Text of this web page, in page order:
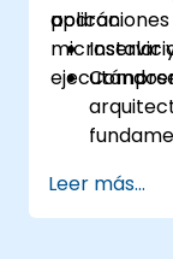
podrán:
Instalar
PromQL.
Crear
Leer más...